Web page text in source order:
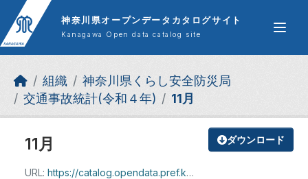
Skip to main content
神奈川県オープンデータカタログサイト
Kanagawa Open data catalog site
組織
神奈川県くらし安全防災局
交通事故統計(令和４年)
11月
ダウンロード
11月
URL: https://catalog.opendata.pref.kanagawa.jp/dataset/5240ab0a-a539-48a7-9c13-1636a674a31e/resource/bf91af06-486c-4428-bf6b-cadb6be55948/download/2211hassei.xls